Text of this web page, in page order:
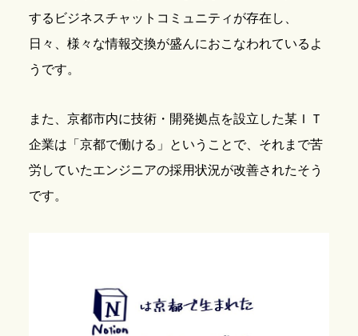
するビジネスチャットコミュニティが存在し、
日々、様々な情報交換が盛んにおこなわれているよ
うです。
また、京都市内に技術・開発拠点を設立した某ＩＴ
企業は「京都で働ける」ということで、それまで苦
労していたエンジニアの採用状況が改善されたそう
です。